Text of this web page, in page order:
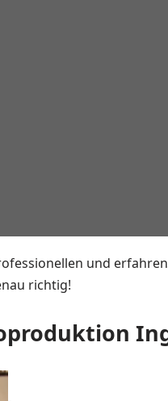
und
richtig!